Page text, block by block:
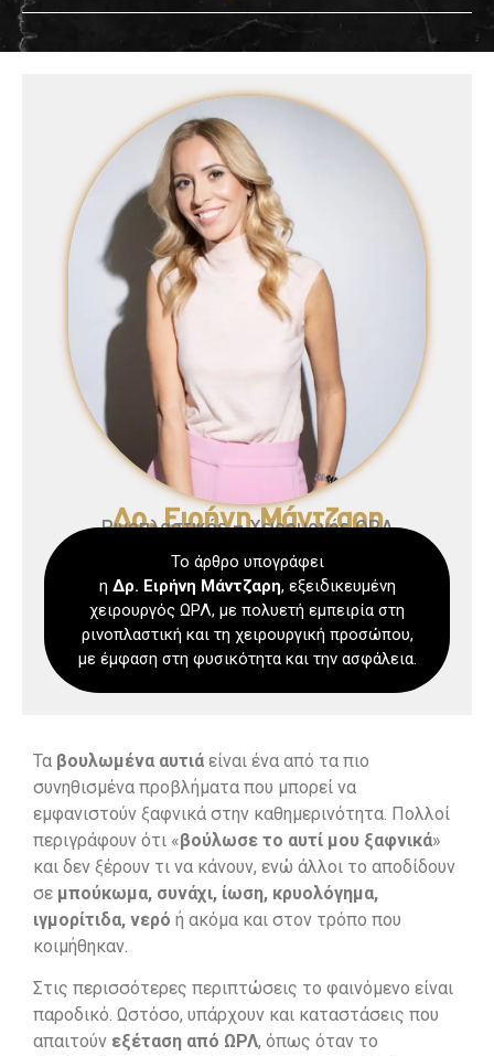
Δρ. Ειρήνη Μάντζαρη
Ρινοπλαστικός – Χειρουργός ΩΡΛ
Το άρθρο υπογράφει
η Δρ. Ειρήνη Μάντζαρη, εξειδικευμένη
χειρουργός ΩΡΛ, με πολυετή εμπειρία στη
ρινοπλαστική και τη χειρουργική προσώπου,
με έμφαση στη φυσικότητα και την ασφάλεια.
Τα βουλωμένα αυτιά είναι ένα από τα πιο
συνηθισμένα προβλήματα που μπορεί να
εμφανιστούν ξαφνικά στην καθημερινότητα. Πολλοί
περιγράφουν ότι «βούλωσε το αυτί μου ξαφνικά»
και δεν ξέρουν τι να κάνουν, ενώ άλλοι το αποδίδουν
σε μπούκωμα, συνάχι, ίωση, κρυολόγημα,
ιγμορίτιδα, νερό ή ακόμα και στον τρόπο που
κοιμήθηκαν.
Στις περισσότερες περιπτώσεις το φαινόμενο είναι
παροδικό. Ωστόσο, υπάρχουν και καταστάσεις που
απαιτούν εξέταση από ΩΡΛ, όπως όταν το